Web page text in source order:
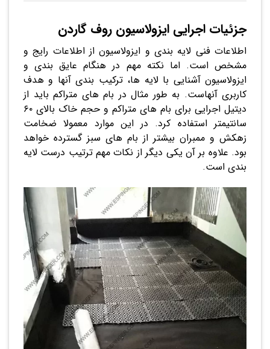
جزئیات اجرایی ایزولاسیون روف گاردن
اطلاعات فنی لایه بندی و ایزولاسیون از اطلاعات رایج و
مشخص است. اما نکته مهم در هنگام عایق بندی و
ایزولاسیون آشنایی با لایه ها، ترکیب بندی آنها و هدف
کاربری آنهاست. به طور مثال در بام های متراکم باید از
دیتیل اجرایی برای بام های متراکم و حجم خاک بالای ۶۰
سانتیمتر استفاده کرد. در این موارد معمولا ضخامت
زهکش و ممبران بیشتر از بام های سبز گسترده خواهد
بود. علاوه بر آن یکی دیگر از نکات مهم ترتیب درست لایه
بندی است.